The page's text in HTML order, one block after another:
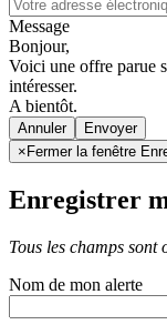
Message
Bonjour,
Voici une offre parue
intéresser.
A bientôt.
Annuler
× Fermer la fenêtre
Enregistrer
Tous les champs sont
Nom de mon alerte